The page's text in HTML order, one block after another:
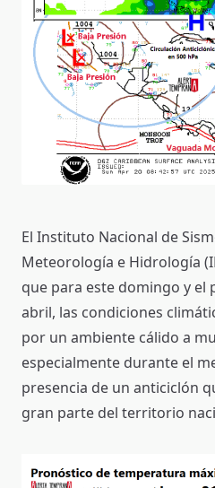
El Instituto Nacional de
Meteorología e Hidrología
que para este domingo y el
abril, las condiciones
por un ambiente cálido a
especialmente durante el
presencia de un anticiclón
gran parte del territorio